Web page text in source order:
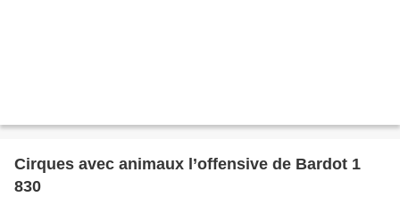
Cirques avec animaux l’offensive de Bardot 1
830